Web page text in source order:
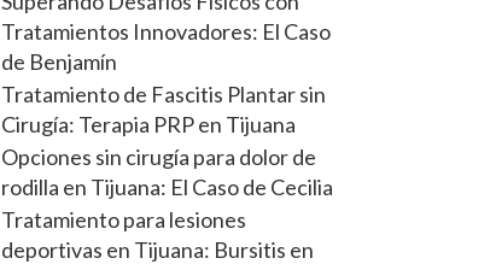
Tratamientos Innovadores: El Caso
de Benjamín
Tratamiento de Fascitis Plantar sin
Cirugía: Terapia PRP en Tijuana
Opciones sin cirugía para dolor de
rodilla en Tijuana: El Caso de Cecilia
Tratamiento para lesiones
deportivas en Tijuana: Bursitis en